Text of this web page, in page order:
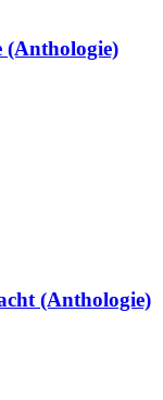
(Anthologie)
(Anthologie)